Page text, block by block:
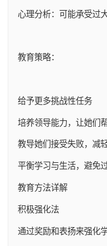
心理分析：可能承受过
教育策略：
给予更多挑战性任务
培养领导能力，让她们
教导她们接受失败，减
平衡学习与生活，避免
教育方法详解
积极强化法
通过奖励和表扬来强化